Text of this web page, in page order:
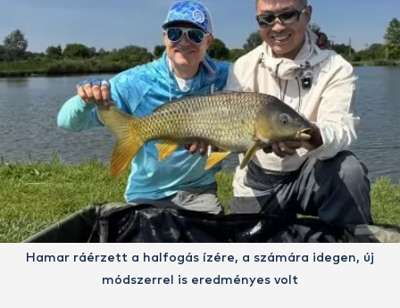
Hamar ráérzett a halfogás ízére, a számára idegen, új
módszerrel is eredményes volt